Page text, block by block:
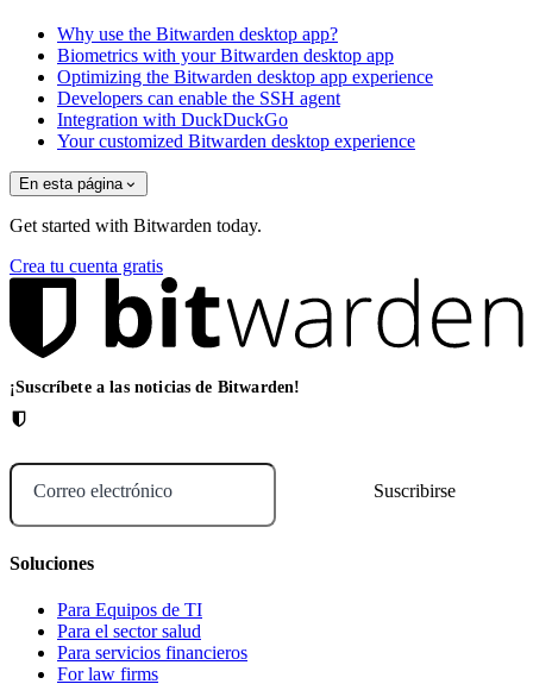
Why use the Bitwarden desktop app?
Biometrics with your Bitwarden desktop app
Optimizing the Bitwarden desktop app experience
Developers can enable the SSH agent
Integration with DuckDuckGo
Your customized Bitwarden desktop experience
En esta página
Get started with Bitwarden today.
Crea tu cuenta gratis
¡Suscríbete a las noticias de Bitwarden!
Correo electrónico
Soluciones
Para Equipos de TI
Para el sector salud
Para servicios financieros
For law firms